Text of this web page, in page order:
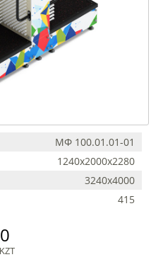
МФ 100.01.01-01
1240х2000х2280
3240х4000
415
0
KZT